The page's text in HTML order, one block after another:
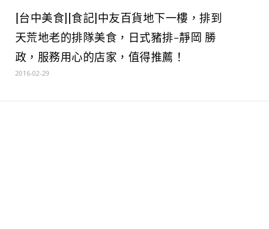
[台中美食][食記]中友百貨地下一樓，排到
天荒地老的排隊美食，日式豬排-靜岡 勝
政，服務用心的店家，值得推薦！
2016-02-29